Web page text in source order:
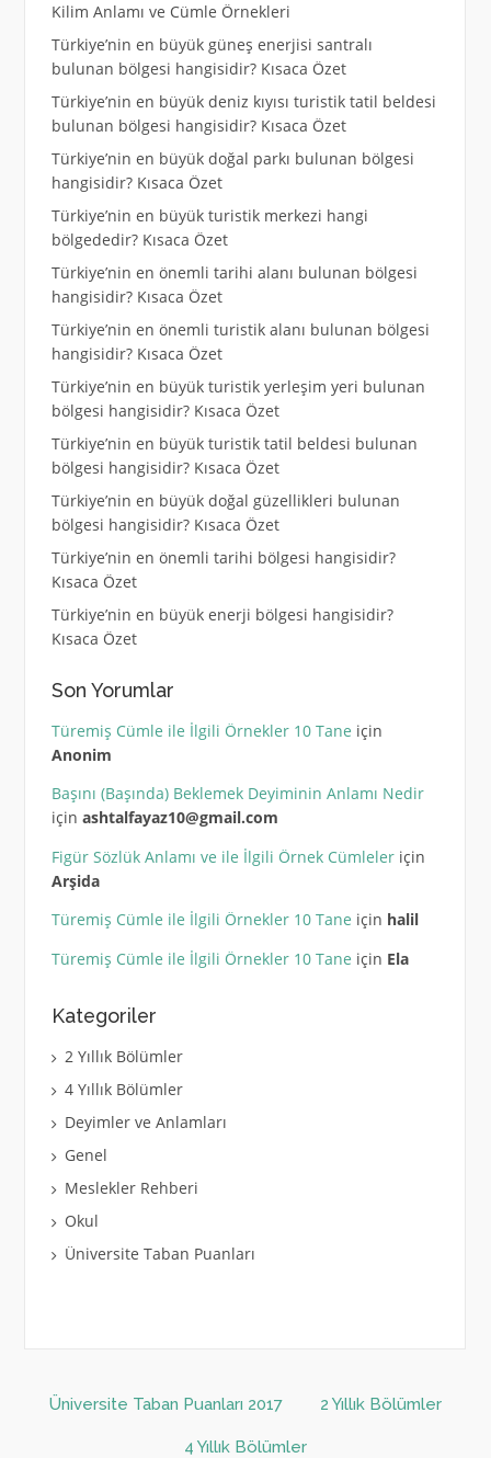
Kilim Anlamı ve Cümle Örnekleri
Türkiye’nin en büyük güneş enerjisi santralı
bulunan bölgesi hangisidir? Kısaca Özet
Türkiye’nin en büyük deniz kıyısı turistik tatil beldesi
bulunan bölgesi hangisidir? Kısaca Özet
Türkiye’nin en büyük doğal parkı bulunan bölgesi
hangisidir? Kısaca Özet
Türkiye’nin en büyük turistik merkezi hangi
bölgededir? Kısaca Özet
Türkiye’nin en önemli tarihi alanı bulunan bölgesi
hangisidir? Kısaca Özet
Türkiye’nin en önemli turistik alanı bulunan bölgesi
hangisidir? Kısaca Özet
Türkiye’nin en büyük turistik yerleşim yeri bulunan
bölgesi hangisidir? Kısaca Özet
Türkiye’nin en büyük turistik tatil beldesi bulunan
bölgesi hangisidir? Kısaca Özet
Türkiye’nin en büyük doğal güzellikleri bulunan
bölgesi hangisidir? Kısaca Özet
Türkiye’nin en önemli tarihi bölgesi hangisidir?
Kısaca Özet
Türkiye’nin en büyük enerji bölgesi hangisidir?
Kısaca Özet
Son Yorumlar
Türemiş Cümle ile İlgili Örnekler 10 Tane için
Anonim
Başını (Başında) Beklemek Deyiminin Anlamı Nedir
için ashtalfayaz10@gmail.com
Figür Sözlük Anlamı ve ile İlgili Örnek Cümleleriçin
Arşida
Türemiş Cümle ile İlgili Örnekler 10 Tane için halil
Türemiş Cümle ile İlgili Örnekler 10 Tane için Ela
Kategoriler
2 Yıllık Bölümler
4 Yıllık Bölümler
Deyimler ve Anlamları
Genel
Meslekler Rehberi
Okul
Üniversite Taban Puanları
Üniversite Taban Puanları 2017 2 Yıllık Bölümler
4 Yıllık Bölümler